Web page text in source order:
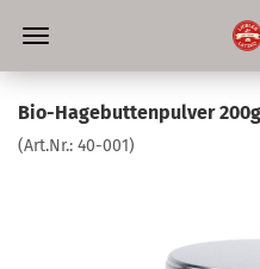
Bio-Hagebuttenpulver
(Art.Nr.: 40-001)